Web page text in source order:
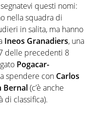
questi nomi:
nella squadra di
in salita, ma hanno
Ineos Granadiers, una
delle precedenti 8
Pogacar-
spendere con Carlos
Bernal(c’è anche
di classifica).